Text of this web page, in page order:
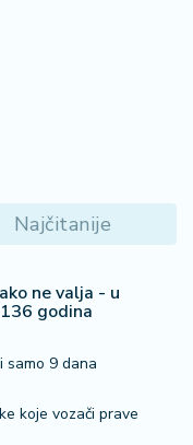
Najčitanije
ne valja - u
godina
samo 9 dana
koje vozači prave